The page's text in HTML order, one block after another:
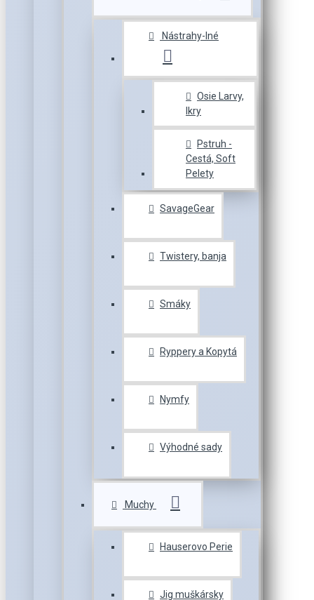
Nástrahy-Iné
Osie Larvy,
Ikry
Pstruh -
Cestá, Soft
Pelety
SavageGear
Twistery, banja
Smáky
Ryppery a Kopytá
Nymfy
Výhodné sady
Muchy
Hauserovo Perie
Jig muškársky